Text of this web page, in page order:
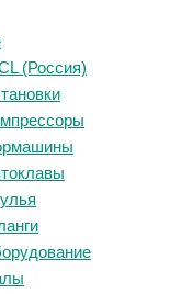
(Россия)